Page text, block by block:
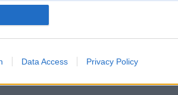
Data Access Privacy Policy